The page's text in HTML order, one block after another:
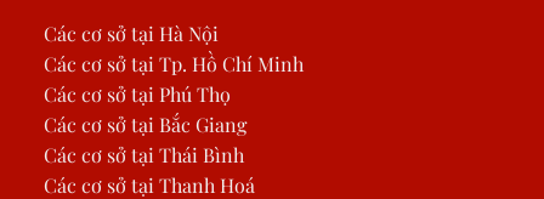
Các cơ sở tại Hà Nội
Các cơ sở tại Tp. Hồ Chí Minh
Các cơ sở tại Phú Thọ
Các cơ sở tại Bắc Giang
Các cơ sở tại Thái Bình
Các cơ sở tại Thanh Hoá